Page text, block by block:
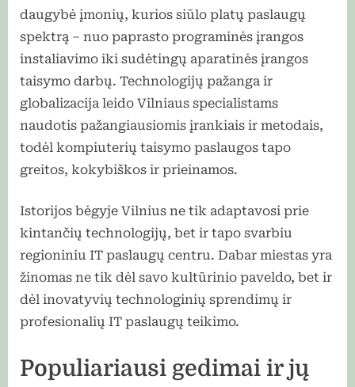
daugybė įmonių, kurios siūlo platų paslaugų
spektrą – nuo paprasto programinės įrangos
instaliavimo iki sudėtingų aparatinės įrangos
taisymo darbų. Technologijų pažanga ir
globalizacija leido Vilniaus specialistams
naudotis pažangiausiomis įrankiais ir metodais,
todėl kompiuterių taisymo paslaugos tapo
greitos, kokybiškos ir prieinamos.
Istorijos bėgyje Vilnius ne tik adaptavosi prie
kintančių technologijų, bet ir tapo svarbiu
regioniniu IT paslaugų centru. Dabar miestas yra
žinomas ne tik dėl savo kultūrinio paveldo, bet ir
dėl inovatyvių technologinių sprendimų ir
profesionalių IT paslaugų teikimo.
Populiariausi gedimai ir jų